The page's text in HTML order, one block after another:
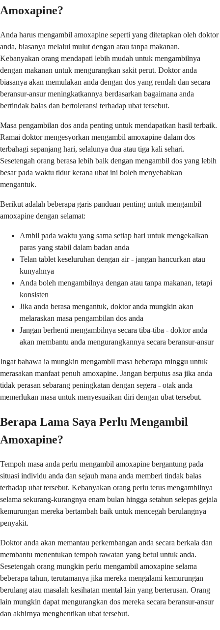
Amoxapine?
Anda harus mengambil amoxapine seperti yang ditetapkan oleh doktor
anda, biasanya melalui mulut dengan atau tanpa makanan.
Kebanyakan orang mendapati lebih mudah untuk mengambilnya
dengan makanan untuk mengurangkan sakit perut. Doktor anda
biasanya akan memulakan anda dengan dos yang rendah dan secara
beransur-ansur meningkatkannya berdasarkan bagaimana anda
bertindak balas dan bertoleransi terhadap ubat tersebut.
Masa pengambilan dos anda penting untuk mendapatkan hasil terbaik.
Ramai doktor mengesyorkan mengambil amoxapine dalam dos
terbahagi sepanjang hari, selalunya dua atau tiga kali sehari.
Sesetengah orang berasa lebih baik dengan mengambil dos yang lebih
besar pada waktu tidur kerana ubat ini boleh menyebabkan
mengantuk.
Berikut adalah beberapa garis panduan penting untuk mengambil
amoxapine dengan selamat:
Ambil pada waktu yang sama setiap hari untuk mengekalkan
paras yang stabil dalam badan anda
Telan tablet keseluruhan dengan air - jangan hancurkan atau
kunyahnya
Anda boleh mengambilnya dengan atau tanpa makanan, tetapi
konsisten
Jika anda berasa mengantuk, doktor anda mungkin akan
melaraskan masa pengambilan dos anda
Jangan berhenti mengambilnya secara tiba-tiba - doktor anda
akan membantu anda mengurangkannya secara beransur-ansur
Ingat bahawa ia mungkin mengambil masa beberapa minggu untuk
merasakan manfaat penuh amoxapine. Jangan berputus asa jika anda
tidak perasan sebarang peningkatan dengan segera - otak anda
memerlukan masa untuk menyesuaikan diri dengan ubat tersebut.
Berapa Lama Saya Perlu Mengambil
Amoxapine?
Tempoh masa anda perlu mengambil amoxapine bergantung pada
situasi individu anda dan sejauh mana anda memberi tindak balas
terhadap ubat tersebut. Kebanyakan orang perlu terus mengambilnya
selama sekurang-kurangnya enam bulan hingga setahun selepas gejala
kemurungan mereka bertambah baik untuk mencegah berulangnya
penyakit.
Doktor anda akan memantau perkembangan anda secara berkala dan
membantu menentukan tempoh rawatan yang betul untuk anda.
Sesetengah orang mungkin perlu mengambil amoxapine selama
beberapa tahun, terutamanya jika mereka mengalami kemurungan
berulang atau masalah kesihatan mental lain yang berterusan. Orang
lain mungkin dapat mengurangkan dos mereka secara beransur-ansur
dan akhirnya menghentikan ubat tersebut.